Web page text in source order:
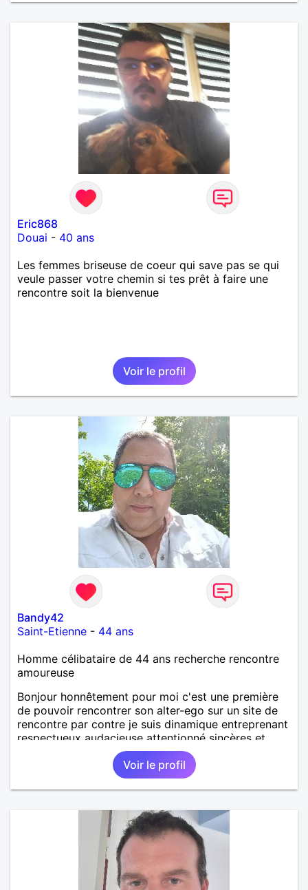
Eric868
Douai - 40 ans
Les femmes briseuse de coeur qui save pas se qui
veule passer votre chemin si tes prêt à faire une
rencontre soit la bienvenue
Voir le profil
Bandy42
Saint-Etienne - 44 ans
Homme célibataire de 44 ans recherche rencontre
amoureuse
Bonjour honnêtement pour moi c'est une première
de pouvoir rencontrer son alter-ego sur un site de
rencontre par contre je suis dinamique entreprenant
respectueux audacieuse attentionné sincères et
expressif et j' aime surtout les câlins et à les
partager avec humour et amour bisous à+ à bientôt
Voir le profil